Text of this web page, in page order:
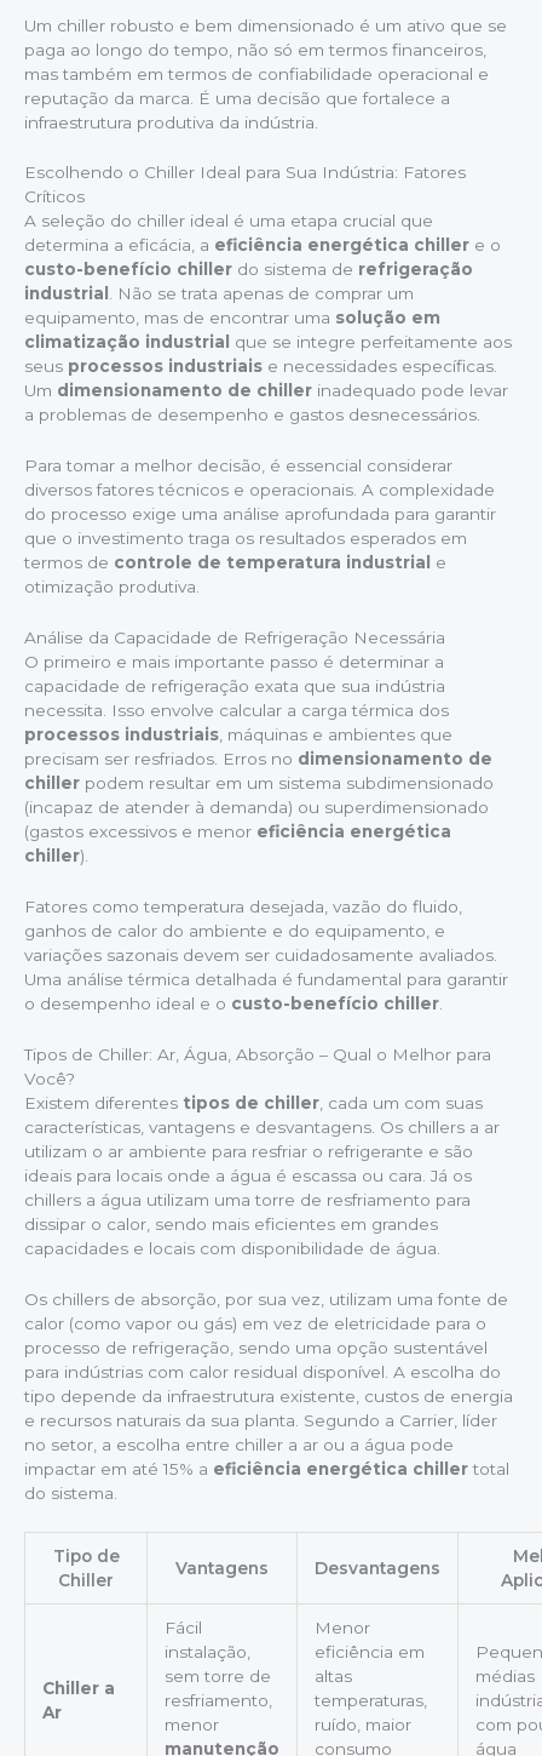
Um chiller robusto e bem dimensionado é um ativo que se
paga ao longo do tempo, não só em termos financeiros,
mas também em termos de confiabilidade operacional e
reputação da marca. É uma decisão que fortalece a
infraestrutura produtiva da indústria.
Escolhendo o Chiller Ideal para Sua Indústria: Fatores
Críticos
A seleção do chiller ideal é uma etapa crucial que
determina a eficácia, a eficiência energética chiller e o
custo-benefício chiller do sistema de refrigeração
industrial . Não se trata apenas de comprar um
equipamento, mas de encontrar uma solução em
climatização industrial
que se integre perfeitamente aos
seus processos industriais e necessidades específicas.
Um dimensionamento de chiller inadequado pode levar
a problemas de desempenho e gastos desnecessários.
Para tomar a melhor decisão, é essencial considerar
diversos fatores técnicos e operacionais. A complexidade
do processo exige uma análise aprofundada para garantir
que o investimento traga os resultados esperados em
termos de controle de temperatura industrial
e
otimização produtiva.
Análise da Capacidade de Refrigeração Necessária
O primeiro e mais importante passo é determinar a
capacidade de refrigeração exata que sua indústria
necessita. Isso envolve calcular a carga térmica dos
processos industriais, máquinas e ambientes que
precisam ser resfriados. Erros no dimensionamento de
chiller podem resultar em um sistema subdimensionado
(incapaz de atender à demanda) ou superdimensionado
(gastos excessivos e menor eficiência energética
chiller).
Fatores como temperatura desejada, vazão do fluido,
ganhos de calor do ambiente e do equipamento, e
variações sazonais devem ser cuidadosamente avaliados.
Uma análise térmica detalhada é fundamental para garantir
o desempenho ideal e o custo-benefício chiller
Tipos de Chiller: Ar, Água, Absorção – Qual o Melhor para
Você?
Existem diferentes tipos de chiller , cada um com suas
características, vantagens e desvantagens. Os chillers a ar
utilizam o ar ambiente para resfriar o refrigerante e são
ideais para locais onde a água é escassa ou cara. Já os
chillers a água utilizam uma torre de resfriamento para
dissipar o calor, sendo mais eficientes em grandes
capacidades e locais com disponibilidade de água.
Os chillers de absorção, por sua vez, utilizam uma fonte de
calor (como vapor ou gás) em vez de eletricidade para o
processo de refrigeração, sendo uma opção sustentável
para indústrias com calor residual disponível. A escolha do
tipo depende da infraestrutura existente, custos de energia
e recursos naturais da sua planta. Segundo a Carrier, líder
no setor, a escolha entre chiller a ar ou a água pode
impactar em até 15% a eficiência energética chillertotal
do sistema.
Tipo de
Chiller
Vantagens Desvantagens
Chiller a
Ar
Fácil
instalação,
sem torre de
resfriamento,
menor
manutenção
Menor
eficiência em
altas
temperaturas,
ruído, maior
consumo
médias
com
água